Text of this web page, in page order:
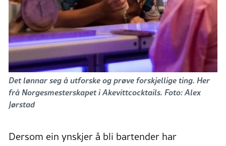
Det lønnar seg å utforske og prøve forskjellige ting. Her
frå Norgesmesterskapet i Akevittcocktails. Foto: Alex
Jørstad
Dersom ein ynskjer å bli bartender har